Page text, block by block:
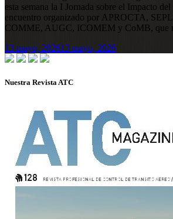
esta semana la I Jornada sobre el Impacto
encuentro organizado por APROCTA,
COMME, AUGC, ICOMEM y CoMB, que
13 mayo, 202613 mayo, 2026
Nuestra Revista ATC